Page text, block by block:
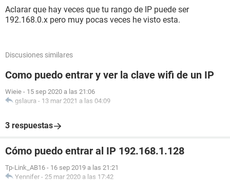
Aclarar que hay veces que tu rango de IP puede ser
192.168.0.x pero muy pocas veces he visto esta.
Discusiones similares
Como puedo entrar y ver la clave wifi de un IP
Wieie - 15 sep 2020 a las 21:06
gslaura - 13 mar 2021 a las 04:09
3 respuestas
Cómo puedo entrar al IP 192.168.1.128
Tp-Link_AB16 - 16 sep 2019 a las 21:21
Yennifer - 25 mar 2020 a las 17:42